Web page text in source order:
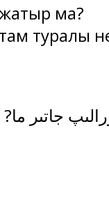
жатыр ма?
туралы